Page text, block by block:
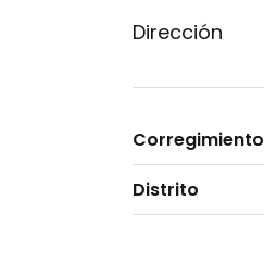
Dirección
Corregimiento
Distrito